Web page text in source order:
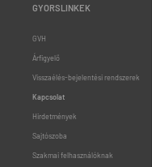
GYORSLINKEK
GVH
Árfigyelő
Visszaélés-bejelentési rendszerek
Kapcsolat
Hirdetmények
Sajtószoba
Szakmai felhasználóknak